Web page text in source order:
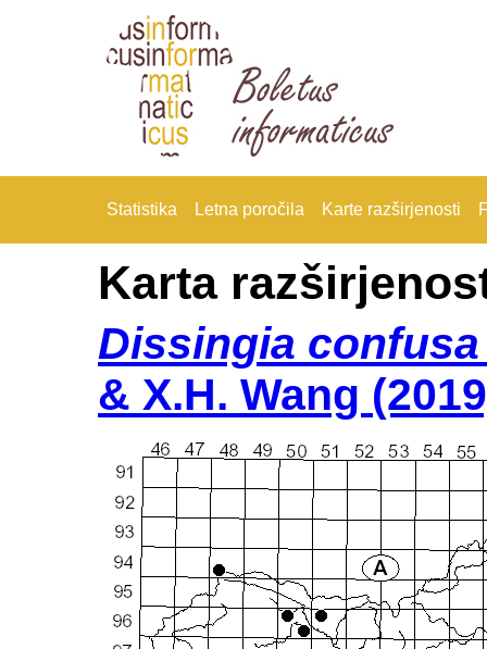
Statistika Letna poročila Karte razširjenosti
Karta
Dissingia confusa
& X.H. Wang